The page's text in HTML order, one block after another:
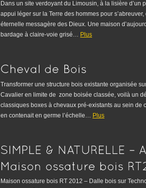
Dans un site verdoyant du Limousin, à la lisière d’un
appui léger sur la Terre des hommes pour
éternelle messagère des Dieux. Une maison
bardage à claire-voie grisé…
Plus
Transformer une structure bois existante organisée
Cavalier en limite de zone boisée classée, voilà un
classiques boxes à chevaux pré-existants au sein de
en contenait en germe l’échelle…
Plus
Maison ossature bois RT 2012 – Dalle bois sur